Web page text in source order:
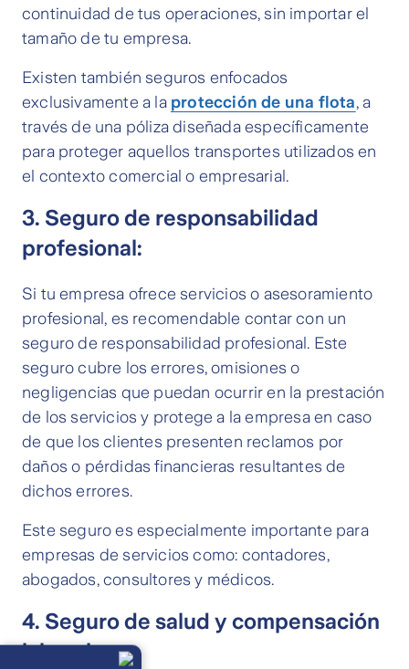
continuidad de tus operaciones, sin importar el
tamaño de tu empresa.
Existen también seguros enfocados
exclusivamente a la protección de una flota, a
través de una póliza diseñada específicamente
para proteger aquellos transportes utilizados en
el contexto comercial o empresarial.
3. Seguro de responsabilidad
profesional:
Si tu empresa ofrece servicios o asesoramiento
profesional, es recomendable contar con un
seguro de responsabilidad profesional. Este
seguro cubre los errores, omisiones o
negligencias que puedan ocurrir en la prestación
de los servicios y protege a la empresa en caso
de que los clientes presenten reclamos por
daños o pérdidas financieras resultantes de
dichos errores.
Este seguro es especialmente importante para
empresas de servicios como: contadores,
abogados, consultores y médicos.
4. Seguro de salud y compensación
laboral: